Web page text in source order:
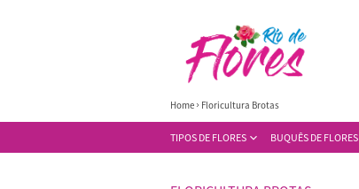
TIPOS DE FLORES BUQUÊS DE FLORES
Home Floricultura Brotas